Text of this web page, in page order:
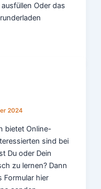
Oder das
2024
bietet Online-
sind bei
Du oder Dein
zu lernen? Dann
Formular hier